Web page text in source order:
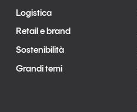
Logistica
Retail e brand
Sostenibilità
Grandi temi